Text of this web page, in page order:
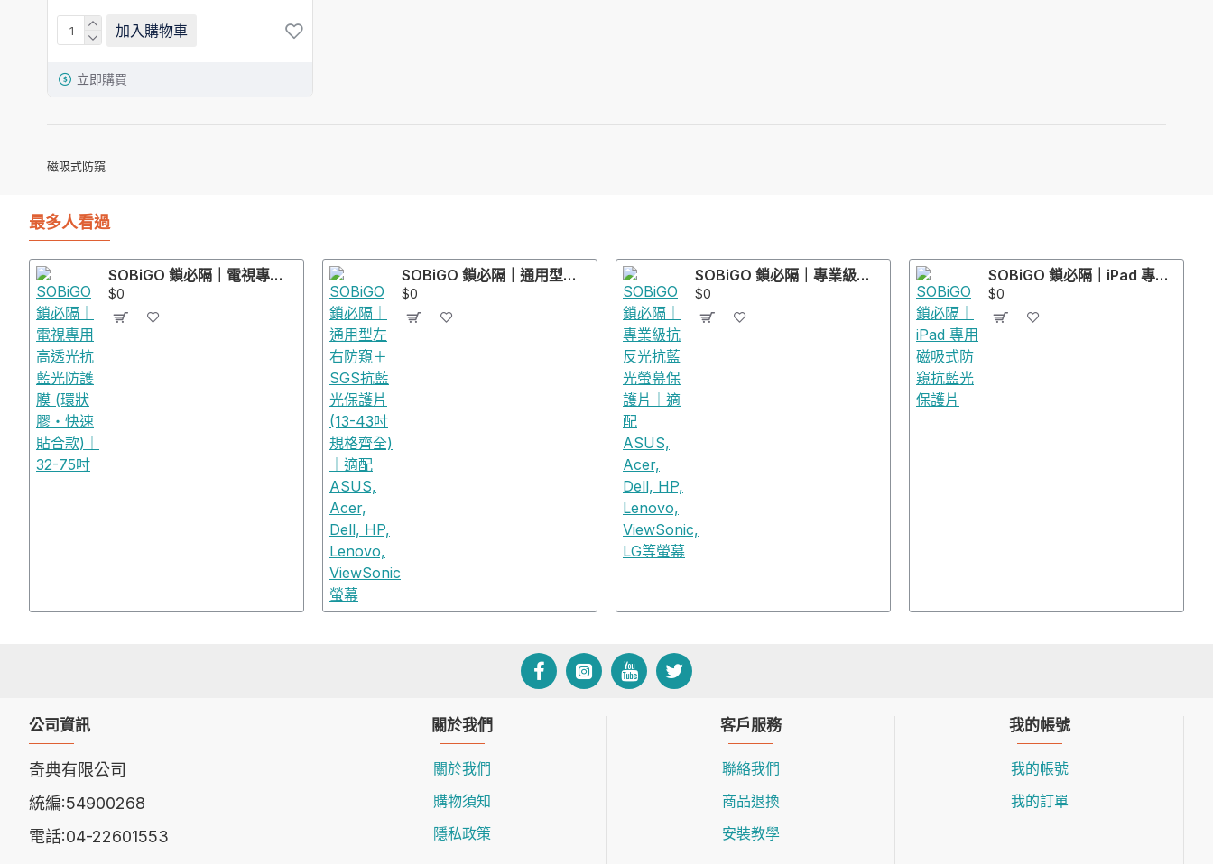
磁吸式防窺
加入購物車
立即購買
最多人看過
SOBiGO 鎖必隔｜電視專用高透光抗藍光防護膜 (環狀膠・快速貼合款)｜32-75吋
$0
SOBiGO 鎖必隔｜通用型左右防窺＋SGS抗藍光保護片 (13-43吋規格齊全)｜適配 ASUS, Acer, Dell, HP, Lenovo, ViewSonic 螢幕
$0
SOBiGO 鎖必隔｜專業級抗反光抗藍光螢幕保護片｜適配 ASUS, Acer, Dell, HP, Lenovo, ViewSonic, LG等螢幕
$0
SOBiGO 鎖必隔｜iPad 專用磁吸式防窺抗藍光保護片
$0
公司資訊
奇典有限公司
統編:54900268
電話:04-22601553
關於我們
關於我們
購物須知
隱私政策
客戶服務
聯絡我們
商品退換
安裝教學
我的帳號
我的帳號
我的訂單